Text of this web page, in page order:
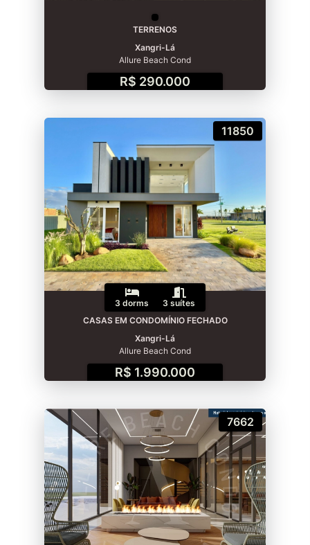
TERRENOS
Xangri-Lá
Allure Beach Cond
R$ 290.000
11850
3 dorms
3 suítes
CASAS EM CONDOMÍNIO FECHADO
Xangri-Lá
Allure Beach Cond
R$ 1.990.000
7662